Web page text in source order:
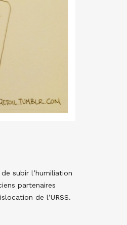
subir l’humiliation
partenaires
de l’URSS.